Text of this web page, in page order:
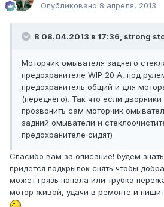
Опубликовано 8 апреля, 2013
В 08.04.2013 в 17:36, strong
Моторчик омывателя заднего
предохранителе WIP 20 A, под
предохранитель общий и для
(переднего). Так что если
прозвонить сам моторчик
задний омыватели и
предохранителе сидят)
Спасибо вам за описание! будем
придется подкрылок снять чтобы
может грязь попала или трубка
мотор живой, удачи в ремонте и